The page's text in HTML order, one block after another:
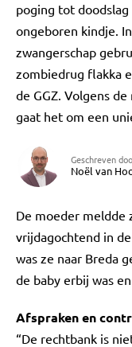
poging tot
ongeboren kindje.
zwangerschap
zombiedrug flakka
de GGZ. Volgens
gaat het om een
Geschreven
Noël van
De moeder meldde
vrijdagochtend in
was ze naar Breda
de baby erbij was
Afspraken en
“De rechtbank is